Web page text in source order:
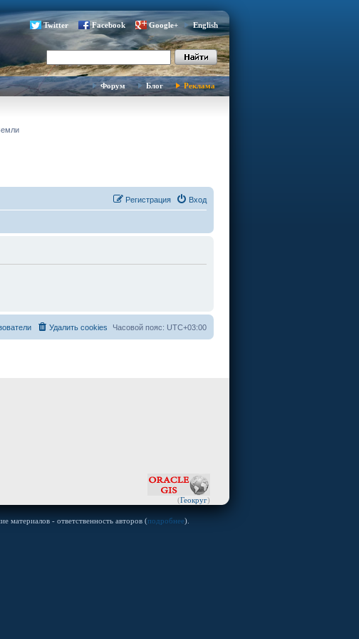
Twitter Facebook Google+ English
Форум Блог Реклама
Вход
Регистрация
Часовой пояс: UTC+03:00
Удалить cookies
(Геокруг)
материалов - ответственность авторов (подробнее).